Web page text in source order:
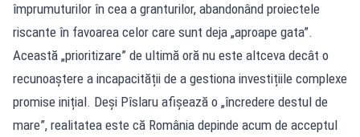
împrumuturilor în cea a granturilor, abandonând proiectele
riscante în favoarea celor care sunt deja „aproape gata”.
Această „prioritizare” de ultimă oră nu este altceva decât o
recunoaștere a incapacității de a gestiona investițiile complexe
promise inițial. Deși Pîslaru afișează o „încredere destul de
mare”, realitatea este că România depinde acum de acceptul